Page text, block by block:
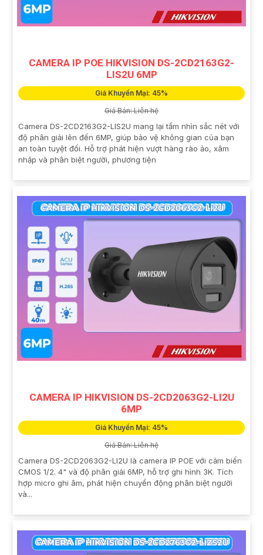
CAMERA IP POE HIKVISION DS-2CD2163G2-
LIS2U 6MP
Giá Khuyến Mại: 45%
Giá Bán: Liên hệ
Camera DS-2CD2163G2-LIS2U mang lại tầm nhìn sắc nét với
độ phân giải lên đến 6MP, giúp bảo vệ không gian của bạn
an toàn tuyệt đối. Hỗ trợ phát hiện vượt hàng rào ảo, xâm
nhập và phân biệt người, phương tiện
CAMERA IP HIKVISION DS-2CD2063G2-LI2U
6MP
Giá Khuyến Mại: 45%
Giá Bán: Liên hệ
Camera DS-2CD2063G2-LI2U là camera IP POE với cảm biến
CMOS 1/2. 4" và độ phân giải 6MP, hỗ trợ ghi hình 3K. Tích
hợp micro ghi âm, phát hiện chuyển động phân biệt người
và...